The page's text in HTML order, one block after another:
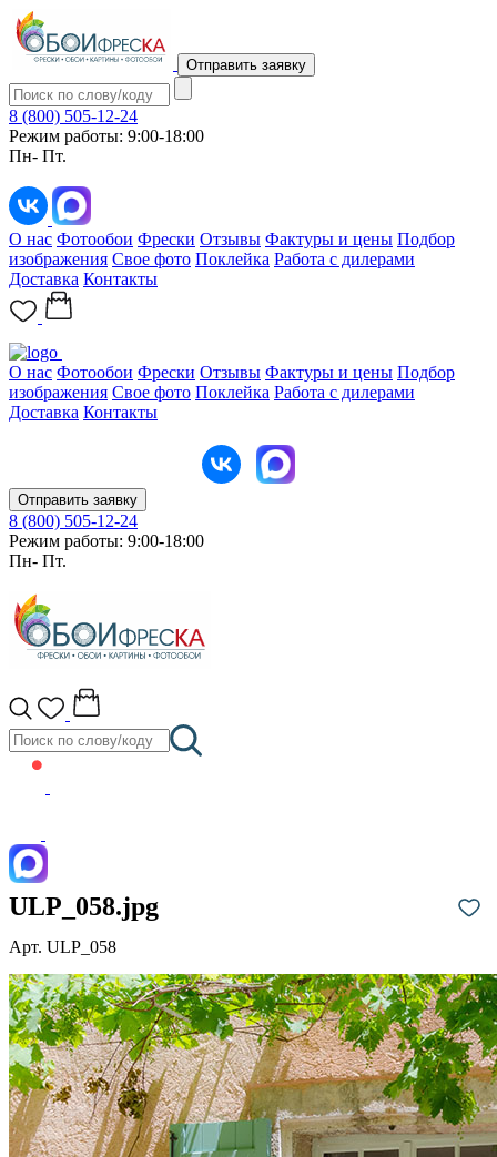
Отправить заявку
8 (800) 505-12-24
Режим работы: 9:00-18:00
Пн- Пт.
О нас Фотообои Фрески Отзывы Фактуры и цены Подбор
изображения Свое фото Поклейка Работа с дилерами
Доставка Контакты
О нас Фотообои Фрески Отзывы Фактуры и цены Подбор
изображения Свое фото Поклейка Работа с дилерами
Доставка Контакты
Отправить заявку
8 (800) 505-12-24
Режим работы: 9:00-18:00
Пн- Пт.
ULP_058.jpg
Арт. ULP_058